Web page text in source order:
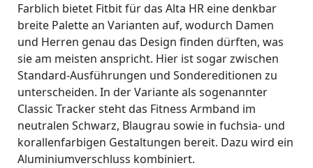
Farblich bietet Fitbit für das Alta HR eine denkbar
breite Palette an Varianten auf, wodurch Damen
und Herren genau das Design finden dürften, was
sie am meisten anspricht. Hier ist sogar zwischen
Standard-Ausführungen und Sondereditionen zu
unterscheiden. In der Variante als sogenannter
Classic Tracker steht das Fitness Armband im
neutralen Schwarz, Blaugrau sowie in fuchsia- und
korallenfarbigen Gestaltungen bereit. Dazu wird ein
Aluminiumverschluss kombiniert.